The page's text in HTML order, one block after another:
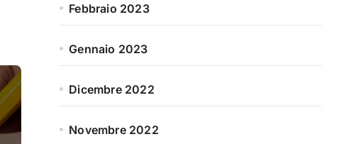
Febbraio 2023
Gennaio 2023
Dicembre 2022
Novembre 2022